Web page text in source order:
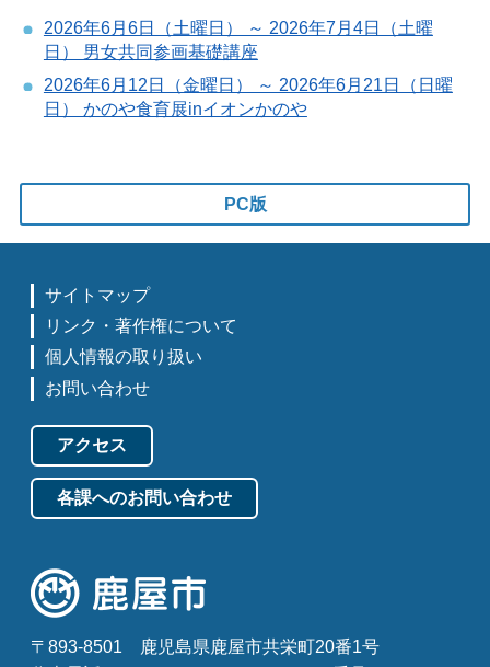
2026年6月6日（土曜日） ～ 2026年7月4日（土曜
日） 男女共同参画基礎講座
2026年6月12日（金曜日） ～ 2026年6月21日（日曜
日） かのや食育展inイオンかのや
PC版
サイトマップ
リンク・著作権について
個人情報の取り扱い
お問い合わせ
アクセス
各課へのお問い合わせ
〒893-8501
鹿児島県鹿屋市共栄町20番1号